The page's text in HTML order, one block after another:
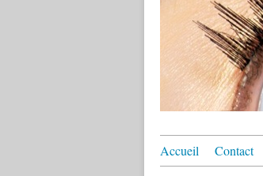
Accueil Contact